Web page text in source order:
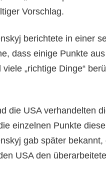
Vorschlag.
berichtete in einer
dass einige Punkte
„richtige Dinge“
die USA verhandelten
einzelnen Punkte
gab später bekannt,
USA den